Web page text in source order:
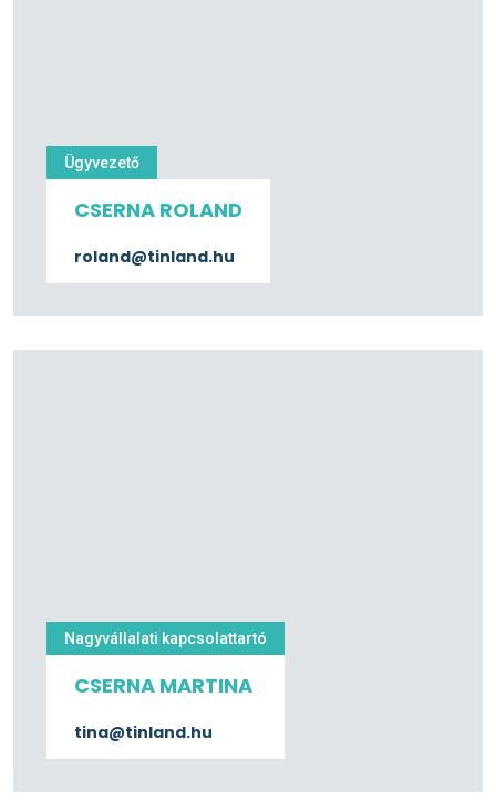
Ügyvezető
CSERNA ROLAND
roland@tinland.hu
Nagyvállalati kapcsolattartó
CSERNA MARTINA
tina@tinland.hu